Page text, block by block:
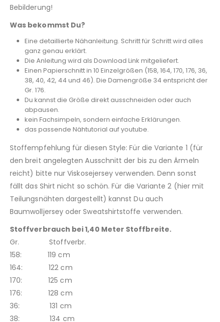
Bebilderung!
Was bekommst Du?
Eine detaillierte Nähanleitung. Schritt für Schritt wird alles
ganz genau erklärt.
Die Anleitung wird als Download Link mitgeliefert.
Einen Papierschnitt in 10 Einzelgrößen (158, 164, 170, 176, 36,
38, 40, 42, 44 und 46). Die Damengröße 34 entspricht der
Gr. 176.
Du kannst die Größe direkt ausschneiden oder auch
abpausen.
kein Fachsimpeln, sondern einfache Erklärungen.
das passende Nähtutorial auf youtube.
Stoffempfehlung für diesen Style: Für die Variante 1 (für
den breit angelegten Ausschnitt der bis zu den Ärmeln
reicht) bitte nur Viskosejersey verwenden. Denn sonst
fällt das Shirt nicht so schön. Für die Variante 2 (hier mit
Teilungsnähten dargestellt) kannst Du auch
Baumwolljersey oder Sweatshirtstoffe verwenden.
Stoffverbrauch bei 1,40 Meter Stoffbreite.
Gr. Stoffverbr.
158: 119 cm
164: 122 cm
170: 125 cm
176: 128 cm
36: 131 cm
38: 134 cm